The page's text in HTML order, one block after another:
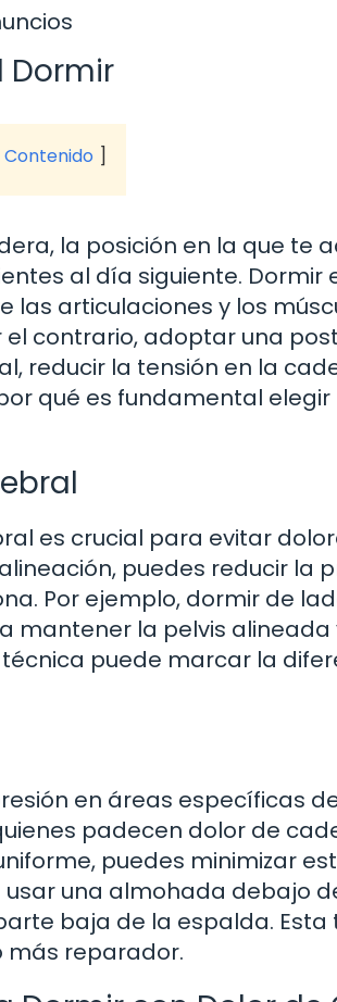
Dormir
la posición en la que te
al día siguiente. Dormir
articulaciones y los
contrario, adoptar una
reducir la tensión en la
qué es fundamental elegir
es crucial para evitar
puedes reducir la
Por ejemplo, dormir de
la pelvis alineada
puede marcar la
en áreas específicas
padecen dolor de
puedes minimizar
una almohada debajo
baja de la espalda.
más reparador.